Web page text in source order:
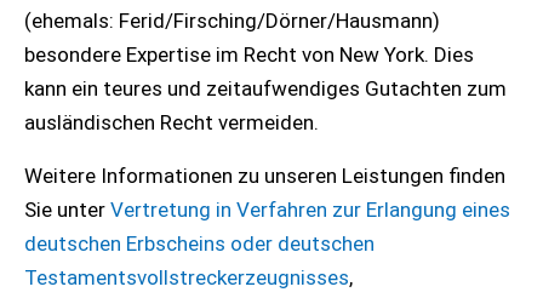
(ehemals: Ferid/Firsching/Dörner/Hausmann)
besondere Expertise im Recht von New York. Dies
kann ein teures und zeitaufwendiges Gutachten zum
ausländischen Recht vermeiden.
Weitere Informationen zu unseren Leistungen finden
Sie unter Vertretung in Verfahren zur Erlangung eines
deutschen Erbscheins oder deutschen
Testamentsvollstreckerzeugnisses,